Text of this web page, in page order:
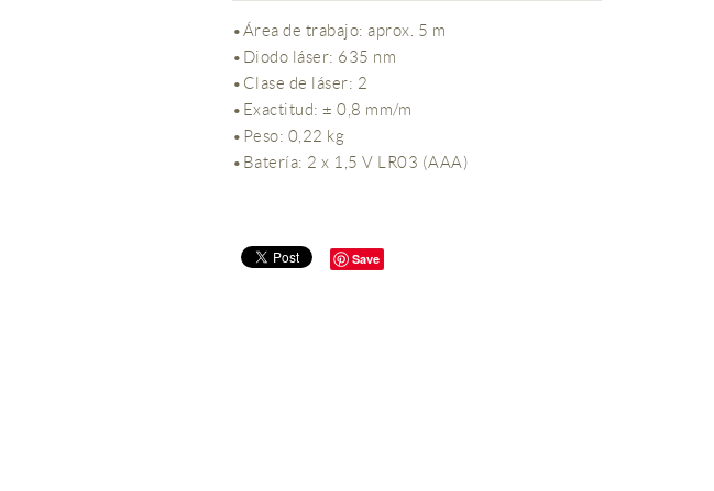
•Área de trabajo: aprox. 5 m
•Diodo láser: 635 nm
•Clase de láser: 2
•Exactitud: ± 0,8 mm/m
•Peso: 0,22 kg
•Batería: 2 x 1,5 V LR03 (AAA)
Save